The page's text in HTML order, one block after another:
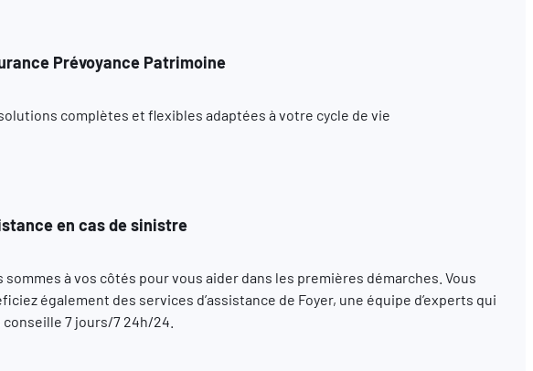
Prévoyance Patrimoine
complètes et flexibles adaptées à votre cycle de vie
en cas de sinistre
sommes à vos côtés pour vous aider dans les premières démarches. Vous
également des services d’assistance de Foyer, une équipe d’experts qui
conseille 7 jours/7 24h/24.